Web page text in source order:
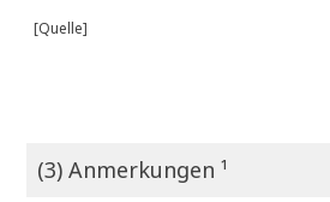
[Quelle]
(3) Anmerkungen ¹